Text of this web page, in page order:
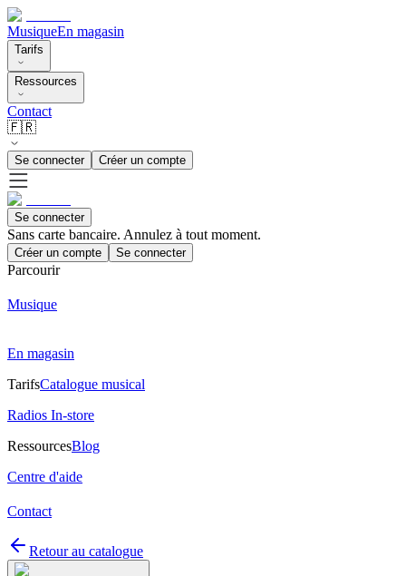
MusiqueEn magasin
Tarifs
Ressources
Contact
🇫🇷
Se connecter Créer un compte
Se connecter
Sans carte bancaire. Annulez à tout moment.
Créer un compte Se connecter
Parcourir
Musique
En magasin
TarifsCatalogue musical
Radios In-store
RessourcesBlog
Centre d'aide
Contact
Retour au catalogue